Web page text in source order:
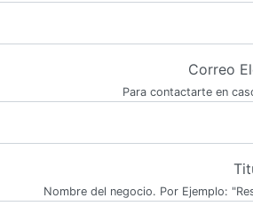
Correo
Para contactarte en
Nombre del negocio. Por Ejemplo: